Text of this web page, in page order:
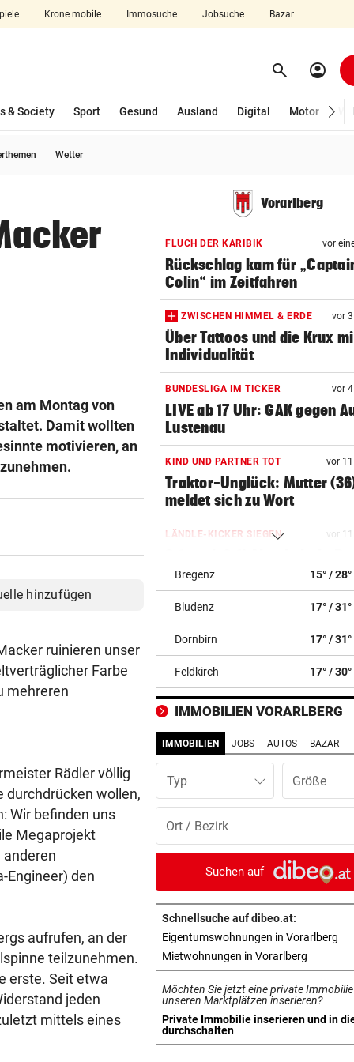
Krone mobile Immosuche Jobsuche Bazar
aufklappen search Suchen
account_circle
& Society Sport Gesund Ausland Digital Motor
Wetter
am Montag von
Damit wollten
motivieren, an
hinzufügen
ruinieren unser
Farbe
mehreren
Rädler völlig
durchdrücken wollen,
Wir befinden uns
Megaprojekt
anderen
Engineer) den
aufrufen, an der
teilzunehmen.
erste. Seit etwa
jeden
mittels eines
Vorarlberg
FLUCH DER KARIBIK vor
Rückschlag kam für
Colin“ im Zeitfahren
ZWISCHEN HIMMEL & ERDE vor
Über Tattoos und die Krux
Individualität
BUNDESLIGA IM TICKER vor
LIVE ab 17 Uhr: GAK gegen
Lustenau
KIND UND PARTNER TOT vor
Traktor-Unglück: Mutter
meldet sich zu Wort
LÄNDLE-KICKER SIEGEN vor
gegen WSG Tirol
BEI WOLFURTTROPHY vor 13
Lokalmatadorin und Tirol-
Youngster mit Sensation
vor
Integrationsbüro
beschmiert
PERSONALMANGEL vor
Vorarlbergs Polizei braucht
Hilfe von außen
BEI POLEN-CHALLENGER vor
Nervenstarker Schwärzler
ins Halbfinale ein
Stiefvater wegen Gewalt an
Ziehtochter vor Gericht
BREGENZER FESTSPIELE vor
Eine wunderbare Reise mit
Sofie von Otter
POLIZEI SUCHT ZEUGEN vor
Bregenz 15° / 28°
Bludenz 17° / 31°
Dornbirn 17° / 31°
Feldkirch 17° / 30°
IMMOBILIEN VORARLBERG
IMMOBILIEN JOBS AUTOS BAZAR
Typ
Suchen auf
Schnellsuche auf dibeo.at:
Eigentumswohnungen in Vorarlberg
Mietwohnungen in Vorarlberg
Möchten Sie jetzt eine private
unseren Marktplätzen inserieren?
Private Immobilie inserieren und in
durchschalten
in neuem Tab öffnen